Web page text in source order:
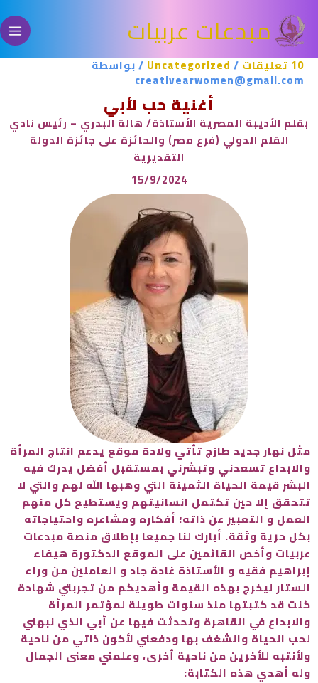
إلى
المحتوىمبدعات عربيات
10 تعليقات /
Uncategorized / بواسطة
creativearwomen@gmail.com
أغنية حب لأبي
بقلم الأديبة المصرية الأستاذة/ هالة البدري – رئيس نادي
القلم الدولي (فرع مصر) والحائزة على جائزة الدولة
التقديرية
15/9/2024
مثل نهار جديد طازج تأتي ولادة موقع يدعم انتاج المرأة
والابداع تسعدني وتبشرني بمستقبل أفضل يدرك فيه
البشر قيمة الحياة الثمينة التي وهبها الله لهم والتي لا
تتحقق إلا حين تكتمل انسانيتهم ويستطيع كل منهم
العمل و التعبير عن ذاته؛ أفكاره ومشاعره واحتياجاته
بكل حرية وثقة. أبارك لنا جميعا بإطلاق منصة مبدعات
عربيات وأخص القائمين على الموقع الدكتورة هيفاء
إبراهيم فقيه و الأستاذة غادة جاد و العاملين من وراء
الستار ليخرج بهذه القيمة وأهديكم من تجربتي شهادة
كنت قد كتبتها منذ سنوات طويلة لمؤتمر المرأة
والابداع في القاهرة وتحدثت فيها عن أبي الذي نبهني
لحب الحياة والشغف بها ودفعني لأكون ذاتي من ناحية
ولأنتبه للأخرين من ناحية أخرى، وعلمني معنى الجمال
وله أهدي هذه الكتابة: